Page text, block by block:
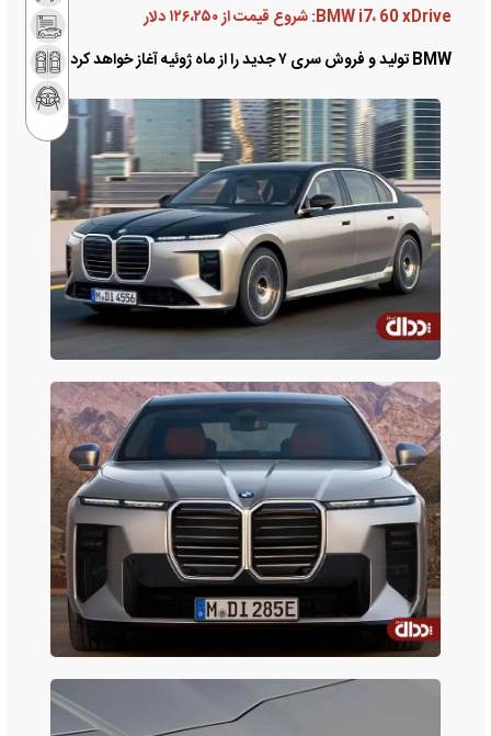
BMW i7، 60 xDrive: شروع قیمت از ۱۲۶،۲۵۰ دلار
BMW تولید و فروش سری ۷ جدید را از ماه ژوئیه آغاز خواهد کرد.